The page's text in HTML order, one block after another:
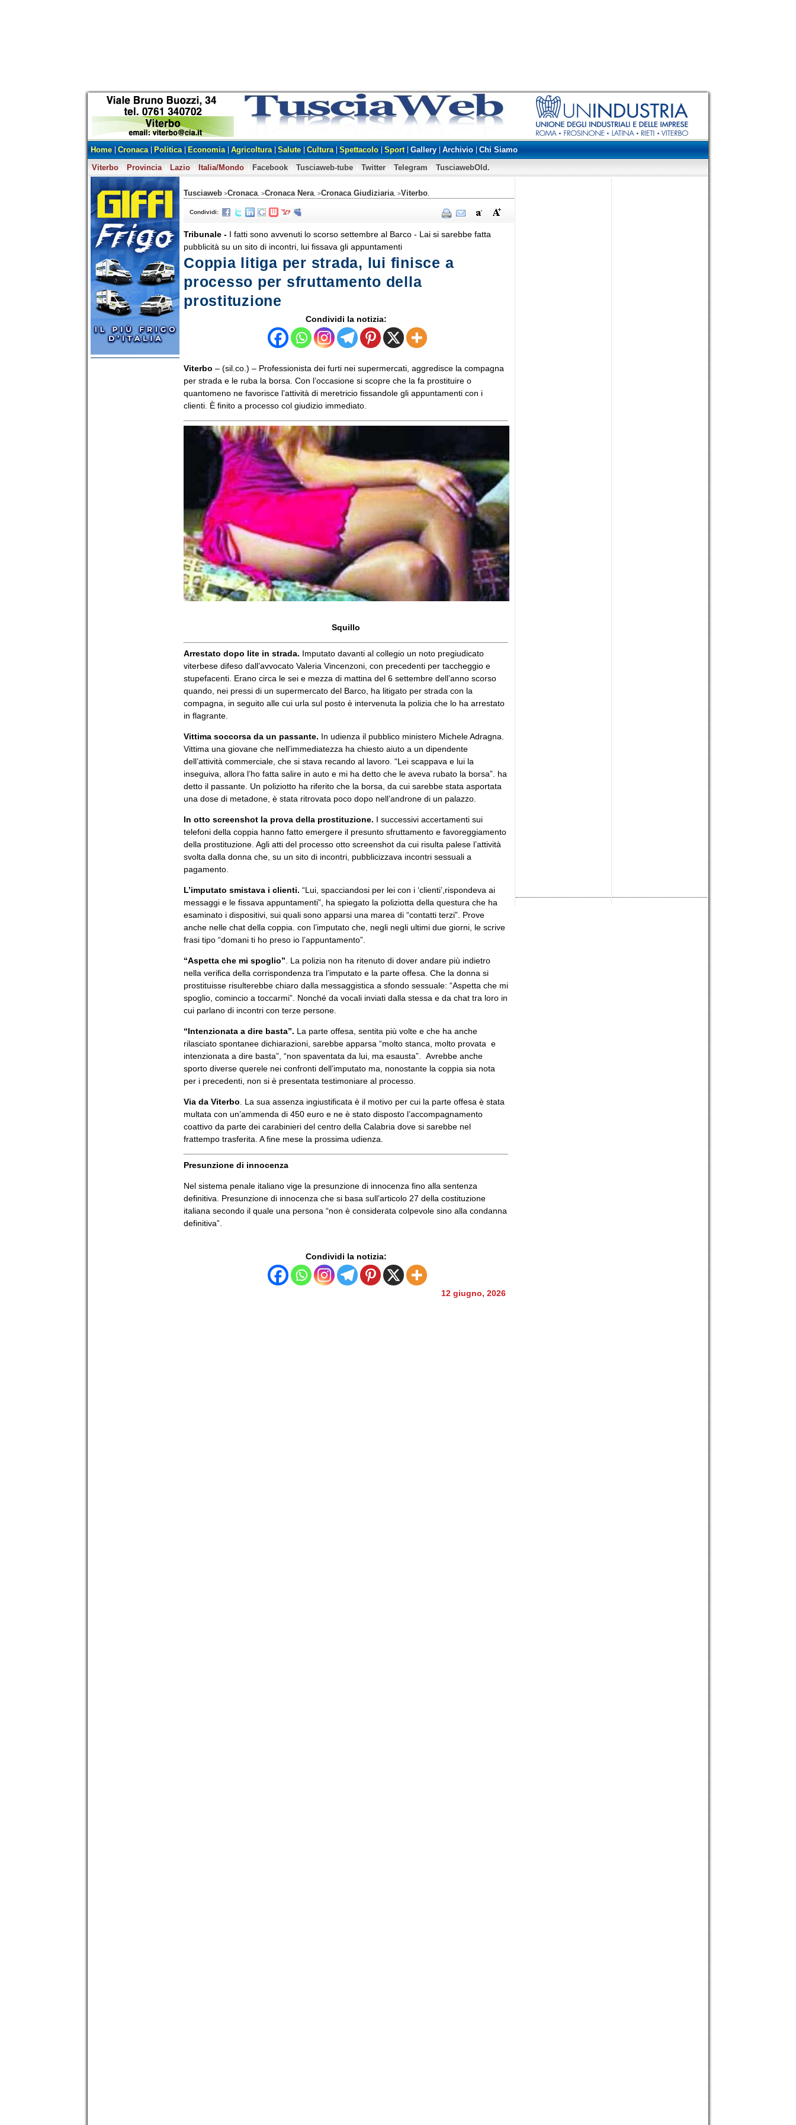
Home Cronaca Politica Economia Agricoltura Salute Cultura Spettacolo Sport Gallery Archivio
Chi Siamo
Viterbo
Provincia Lazio Italia/Mondo Facebook Tusciaweb-tube Twitter Telegram TusciawebOld.
Tusciaweb >Cronaca , >Cronaca Nera , >Cronaca Giudiziaria , >Viterbo
Condividi:
Tribunale - I fatti sono avvenuti lo scorso settembre al Barco - Lai si sarebbe fatta
pubblicità su un sito di incontri, lui fissava gli appuntamenti
Coppia litiga per strada, lui finisce a
processo per sfruttamento della
prostituzione
Condividi la notizia:
Viterbo – (sil.co.) – Professionista dei furti nei supermercati, aggredisce la compagna
per strada e le ruba la borsa. Con l’occasione si scopre che la fa prostituire o
quantomeno ne favorisce l’attività di meretricio fissandole gli appuntamenti con i
clienti. È finito a processo col giudizio immediato.
Squillo
Arrestato dopo lite in strada. Imputato davanti al collegio un noto pregiudicato
viterbese difeso dall’avvocato Valeria Vincenzoni, con precedenti per taccheggio e
stupefacenti. Erano circa le sei e mezza di mattina del 6 settembre dell’anno scorso
quando, nei pressi di un supermercato del Barco, ha litigato per strada con la
compagna, in seguito alle cui urla sul posto è intervenuta la polizia che lo ha arrestato
in flagrante.
Vittima soccorsa da un passante. In udienza il pubblico ministero Michele Adragna.
Vittima una giovane che nell’immediatezza ha chiesto aiuto a un dipendente
dell’attività commerciale, che si stava recando al lavoro. “Lei scappava e lui la
inseguiva, allora l’ho fatta salire in auto e mi ha detto che le aveva rubato la borsa”. ha
detto il passante. Un poliziotto ha riferito che la borsa, da cui sarebbe stata asportata
una dose di metadone, è stata ritrovata poco dopo nell’androne di un palazzo.
In otto screenshot la prova della prostituzione. I successivi accertamenti sui
telefoni della coppia hanno fatto emergere il presunto sfruttamento e favoreggiamento
della prostituzione. Agli atti del processo otto screenshot da cui risulta palese l’attività
svolta dalla donna che, su un sito di incontri, pubblicizzava incontri sessuali a
pagamento.
L’imputato smistava i clienti. “Lui, spacciandosi per lei con i ‘clienti’,rispondeva ai
messaggi e le fissava appuntamenti”, ha spiegato la poliziotta della questura che ha
esaminato i dispositivi, sui quali sono apparsi una marea di “contatti terzi”. Prove
anche nelle chat della coppia. con l’imputato che, negli negli ultimi due giorni, le scrive
frasi tipo “domani ti ho preso io l’appuntamento”.
“Aspetta che mi spoglio” . La polizia non ha ritenuto di dover andare più indietro
nella verifica della corrispondenza tra l’imputato e la parte offesa. Che la donna si
prostituisse risulterebbe chiaro dalla messaggistica a sfondo sessuale: “Aspetta che mi
spoglio, comincio a toccarmi”. Nonché da vocali inviati dalla stessa e da chat tra loro in
cui parlano di incontri con terze persone.
“Intenzionata a dire basta”. La parte offesa, sentita più volte e che ha anche
rilasciato spontanee dichiarazioni, sarebbe apparsa “molto stanca, molto provata e
intenzionata a dire basta”, “non spaventata da lui, ma esausta”. Avrebbe anche
sporto diverse querele nei confronti dell’imputato ma, nonostante la coppia sia nota
per i precedenti, non si è presentata testimoniare al processo.
Via da Viterbo . La sua assenza ingiustificata è il motivo per cui la parte offesa è stata
multata con un’ammenda di 450 euro e ne è stato disposto l’accompagnamento
coattivo da parte dei carabinieri del centro della Calabria dove si sarebbe nel
frattempo trasferita. A fine mese la prossima udienza.
Presunzione di innocenza
Nel sistema penale italiano vige la presunzione di innocenza fino alla sentenza
definitiva. Presunzione di innocenza che si basa sull’articolo 27 della costituzione
italiana secondo il quale una persona “non è considerata colpevole sino alla condanna
definitiva”.
Condividi la notizia:
12 giugno, 2026